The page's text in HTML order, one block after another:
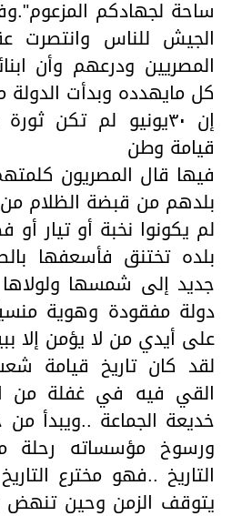
الجيش للناس وانتصرت
المصريين ودرعهم وأن
كل مايهدده وبدأت
إن ٣٠يونيو لم تكن
قيامة وطن
فيها قال المصريون
بلدهم من قبضة الظلام
لم يكونوا نخبة أو تيار
بلده تختنق فأسعفها
جديد إلى شمسها
دولة مفقودة وهوية
على أيدي من لا يؤمن إلا
لقد كان تاريخ قيامة
القي فيه في غفلة من
خديعة الجماعة ..ويبدأ من
ورسوخ مؤسساته رحلة
التاريخ ..فهو مخترع
يتوقف الزمن وحين تنهض